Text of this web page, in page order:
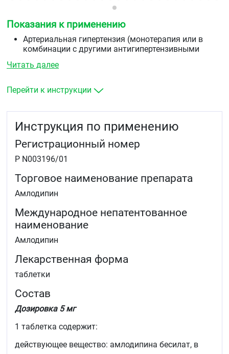
Показания к применению
Артериальная гипертензия (монотерапия или в
комбинации с другими антигипертензивными
Стабильная стенокардия и вазоспастическая
вариантная стенокардия) как в монотерапия, так и
Читать далее
Перейти к инструкции
Инструкция по применению
Регистрационный номер
Р N003196/01
Торговое наименование препарата
Амлодипин
Международное непатентованное
наименование
Амлодипин
Лекарственная форма
таблетки
Состав
Дозировка 5 мг
1 таблетка содержит:
действующее вещество: амлодипина бесилат, в